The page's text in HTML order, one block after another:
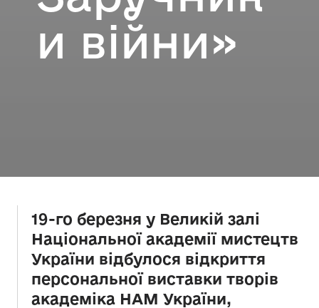
и війни»
19-го березня у Великій залі
Національної академії мистецтв
України відбулося відкриття
персональної виставки творів
академіка НАМ України,